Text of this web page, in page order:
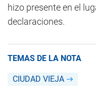
hizo presente en el
declaraciones.
TEMAS DE LA NOTA
CIUDAD VIEJA